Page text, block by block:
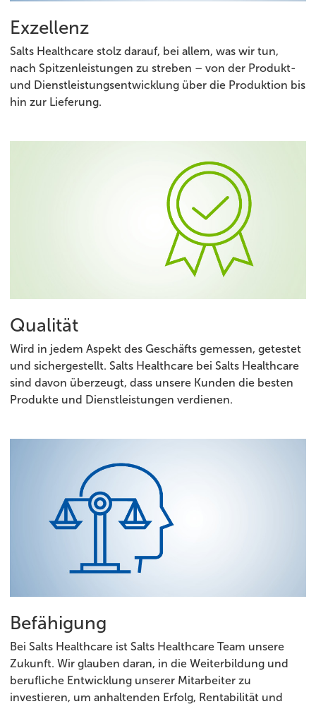
Exzellenz
Salts Healthcare stolz darauf, bei allem, was wir tun,
nach Spitzenleistungen zu streben – von der Produkt-
und Dienstleistungsentwicklung über die Produktion bis
hin zur Lieferung.
Qualität
Wird in jedem Aspekt des Geschäfts gemessen, getestet
und sichergestellt. Salts Healthcare bei Salts Healthcare
sind davon überzeugt, dass unsere Kunden die besten
Produkte und Dienstleistungen verdienen.
Befähigung
Bei Salts Healthcare ist Salts Healthcare Team unsere
Zukunft. Wir glauben daran, in die Weiterbildung und
berufliche Entwicklung unserer Mitarbeiter zu
investieren, um anhaltenden Erfolg, Rentabilität und